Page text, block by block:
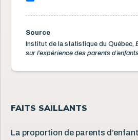
Source
Institut de la statistique du Québec,
sur l’expérience des parents
FAITS SAILLANTS
La proportion de parents